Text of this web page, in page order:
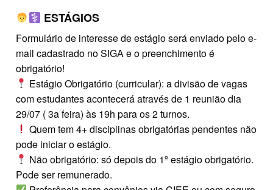
ESTÁGIOS
Formulário de interesse de estágio será enviado pelo e-
mail cadastrado no SIGA e o preenchimento é
obrigatório!
Estágio Obrigatório (curricular): a divisão de vagas
com estudantes acontecerá através de 1 reunião dia
29/07 ( 3a feira) às 19h para os 2 turnos.
Quem tem 4+ disciplinas obrigatórias pendentes não
pode iniciar o estágio.
Não obrigatório: só depois do 1º estágio obrigatório.
Pode ser remunerado.